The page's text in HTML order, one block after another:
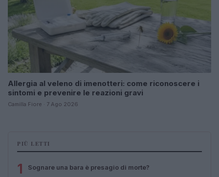
Allergia al veleno di imenotteri: come riconoscere i
sintomi e prevenire le reazioni gravi
Camilla Fiore · 7 Ago 2026
PIÙ LETTI
1 Sognare una bara è presagio di morte?